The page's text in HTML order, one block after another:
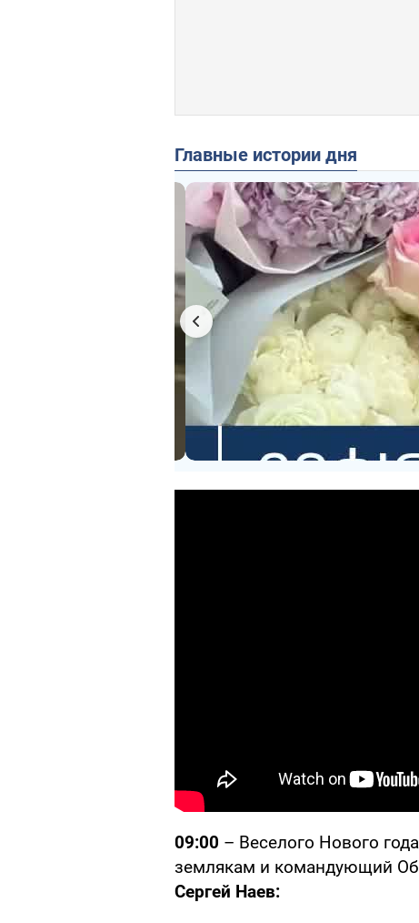
Главные истории дня
09:00 – Веселого Нового
землякам и командующий
Сергей Наев: